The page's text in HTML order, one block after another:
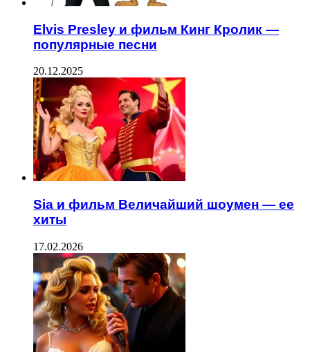
Elvis Presley и фильм Кинг Кролик —
популярные песни
20.12.2025
Sia и фильм Величайший шоумен — ее
хиты
17.02.2026